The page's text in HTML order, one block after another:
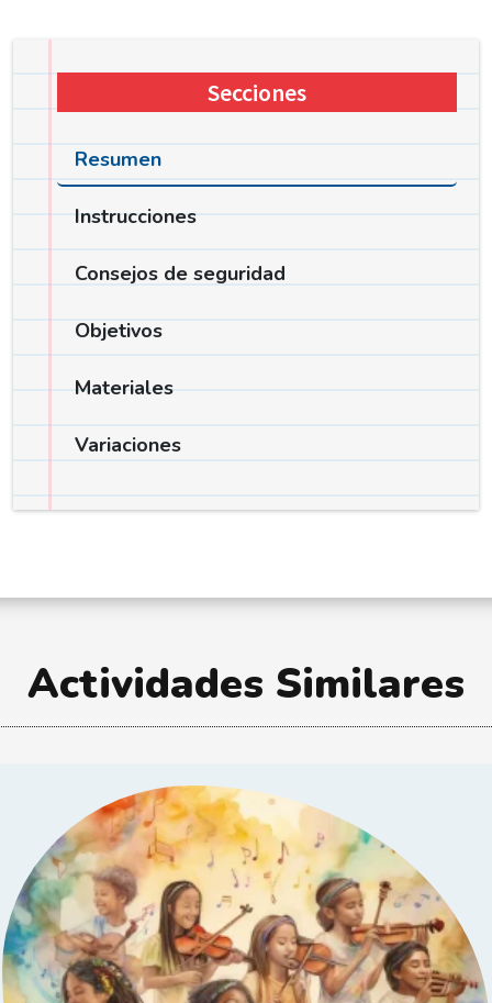
Secciones
Resumen
Instrucciones
Consejos de seguridad
Objetivos
Materiales
Variaciones
Actividades Similares